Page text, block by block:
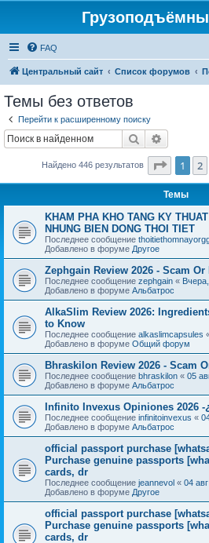
FAQ
Центральный сайт Список форумов
Темы без ответов
Перейти к расширенному поиску
Поиск
Найдено 446 результатов 1 2
Темы
KHAM PHA KHO TANG KY
NHUNG BIEN DONG THOI TIET
Последнее сообщение
Добавлено в форуме Другое
Zephgain Review 2026 - Scam Or
Последнее сообщение zephgain «
Добавлено в форуме Альбатрос
AlkaSlim Review 2026:
to Know
Последнее сообщение alkaslimcapsules
Добавлено в форуме Общий форум
Bhraskilon Review 2026 - Scam
Последнее сообщение bhraskilon « 05
Добавлено в форуме Альбатрос
Infinito Invexus Opiniones 2026
Последнее сообщение infinitoinvexus «
Добавлено в форуме Альбатрос
official passport purchase
Purchase genuine passports
cards, dr
Последнее сообщение jeannevol « 04
Добавлено в форуме Другое
official passport purchase
Purchase genuine passports
cards, dr